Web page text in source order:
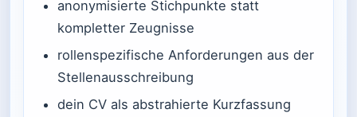
anonymisierte Stichpunkte statt
kompletter Zeugnisse
rollenspezifische Anforderungen aus der
Stellenausschreibung
dein CV als abstrahierte Kurzfassung